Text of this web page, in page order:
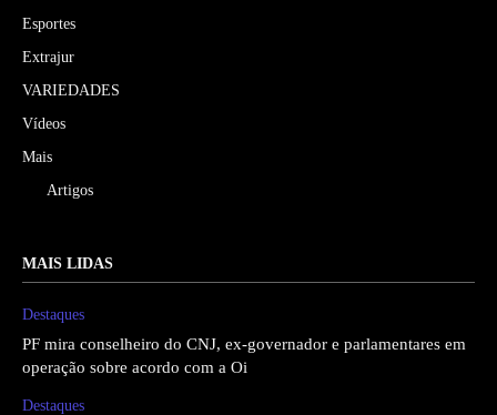
Esportes
Extrajur
VARIEDADES
Vídeos
Mais
Artigos
MAIS LIDAS
Destaques
PF mira conselheiro do CNJ, ex-governador e parlamentares em
operação sobre acordo com a Oi
Destaques